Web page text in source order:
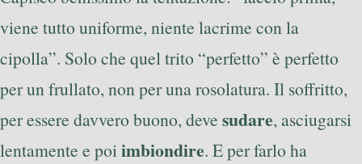
viene tutto uniforme, niente lacrime con la
cipolla”. Solo che quel trito “perfetto” è perfetto
per un frullato, non per una rosolatura. Il soffritto,
per essere davvero buono, deve sudare, asciugarsi
lentamente e poiimbiondire. E per farlo ha